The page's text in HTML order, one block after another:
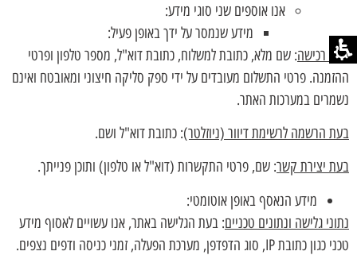
אנו אוספים שני סוגי מידע:
מידע שנמסר על ידך באופן פעיל:
בעת רכישה: שם מלא, כתובת למשלוח, כתובת דוא"ל, מספר טלפון ופרטי
ההזמנה. פרטי התשלום מעובדים על ידי ספק סליקה חיצוני ומאובטח ואינם
נשמרים במערכות האתר.
בעת הרשמה לרשימת דיוור (ניוזלטר): כתובת דוא"ל ושם.
בעת יצירת קשר: שם, פרטי התקשרות (דוא"ל או טלפון) ותוכן פנייתך.
מידע הנאסף באופן אוטומטי:
נתוני גלישה ונתונים טכניים: בעת הגלישה באתר, אנו עשויים לאסוף מידע
טכני כגון כתובת IP, סוג הדפדפן, מערכת הפעלה, זמני כניסה ודפים נצפים.